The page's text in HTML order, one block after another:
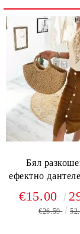
Бял
ефектно
€15.00
€26.59